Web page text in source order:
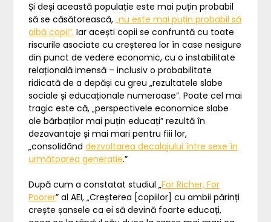
Și deși această populație este mai puțin probabil
să se căsătorească,„nu este mai puțin probabil să
aibă copii”. Iar acești copii se confruntă cu toate
riscurile asociate cu creșterea lor în case nesigure
din punct de vedere economic, cu o instabilitate
relațională imensă – inclusiv o probabilitate
ridicată de a depăși cu greu „rezultatele slabe
sociale și educaționale numeroase”. Poate cel mai
tragic este că, „perspectivele economice slabe
ale bărbaților mai puțin educați” rezultă în
dezavantaje și mai mari pentru fiii lor,
„consolidânddezvoltarea decalajului între sexe în
următoarea generație.”
După cum a constatat studiul „For Richer, For
Poorer” al AEI, „Creșterea [copiilor] cu ambii părinți
crește șansele ca ei să devină foarte educați,